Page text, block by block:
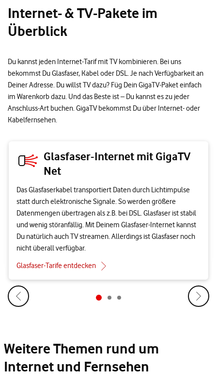
Internet- & TV-Pakete im
Überblick
Du kannst jeden Internet-Tarif mit TV kombinieren. Bei uns
bekommst Du Glasfaser, Kabel oder DSL. Je nach Verfügbarkeit an
Deiner Adresse. Du willst TV dazu? Füg Dein GigaTV-Paket einfach
im Warenkorb dazu. Und das Beste ist – Du kannst es zu jeder
Anschluss-Art buchen. GigaTV bekommst Du über Internet- oder
Kabelfernsehen.
Glasfaser-Internet mit GigaTV
Net
Das Glasfaserkabel transportiert Daten durch Lichtimpulse
statt durch elektronische Signale. So werden größere
Datenmengen übertragen als z.B. bei DSL. Glasfaser ist stabil
und wenig störanfällig. Mit Deinem Glasfaser-Internet kannst
Du natürlich auch TV streamen. Allerdings ist Glasfaser noch
nicht überall verfügbar.
Glasfaser-Tarife entdecken
Weitere Themen rund um
Internet und Fernsehen